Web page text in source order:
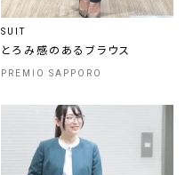
SUIT
とろみ感のあるブラウス
PREMIO SAPPORO